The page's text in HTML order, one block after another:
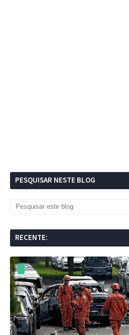
PESQUISAR NESTE BLOG
RECENTE: